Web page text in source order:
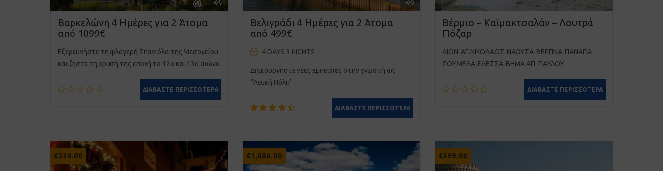
Βαρκελώνη 4 Ημέρες για 2 Άτομα
από 1099€
Εξερευνήστε τη φλογερή Σπανιόλα της Μεσογείου
και ζήστε τη χρυσή της εποχή το 12ο και 13ο αιώνα
ΔΙΑΒΆΣΤΕ ΠΕΡΙΣΣΌΤΕΡΑ
Βελιγράδι 4 Ημέρες για 2 Άτομα
από 499€
4 DAYS 3 NIGHTS
Δημιουργήστε νέες εμπειρίες στην γνωστή ως
‘’Λευκή Πόλη’
από 5
με βάση
βαθμολογίες
ΔΙΑΒΆΣΤΕ ΠΕΡΙΣΣΌΤΕΡΑ
Βέρµιο – Καϊµακτσαλάν – Λουτρά
Πόζαρ
ΔΙΟΝ-ΑΓ.ΝΙΚΟΛΑΟΣ-ΝΑΟΥΣΑ-ΒΕΡΓΙΝΑ-ΠΑΝΑΓΙΑ
ΣΟΥΜΕΛΑ-ΕΔΕΣΣΑ-ΒΗΜΑ ΑΠ. ΠΑΥΛΟΥ
ΔΙΑΒΆΣΤΕ ΠΕΡΙΣΣΌΤΕΡΑ
€336.00 €1,080.00 €399.00